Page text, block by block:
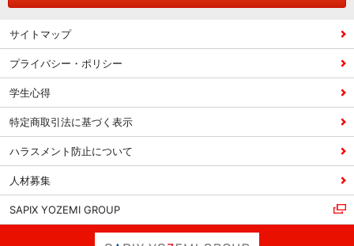
サイトマップ
プライバシー・ポリシー
学生心得
特定商取引法に基づく表示
ハラスメント防止について
人材募集
SAPIX YOZEMI GROUP